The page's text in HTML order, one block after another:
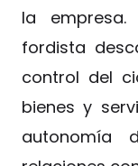
la empresa.
fordista
control del
bienes y
autonomía